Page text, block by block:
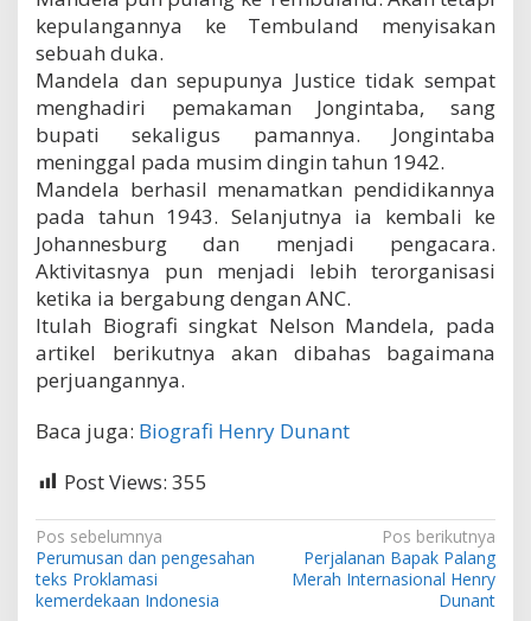
kepulangannya ke Tembuland menyisakan
sebuah duka.
Mandela dan sepupunya Justice tidak sempat
menghadiri pemakaman Jongintaba, sang
bupati sekaligus pamannya. Jongintaba
meninggal pada musim dingin tahun 1942.
Mandela berhasil menamatkan pendidikannya
pada tahun 1943. Selanjutnya ia kembali ke
Johannesburg dan menjadi pengacara.
Aktivitasnya pun menjadi lebih terorganisasi
ketika ia bergabung dengan ANC.
Itulah Biografi singkat Nelson Mandela, pada
artikel berikutnya akan dibahas bagaimana
perjuangannya.
Baca juga: Biografi Henry Dunant
Post Views: 355
N
a
v
Pos sebelumnya
Perumusan dan pengesahan
teks Proklamasi
kemerdekaan Indonesia
Pos berikutnya
Perjalanan Bapak Palang
Merah Internasional Henry
Dunant